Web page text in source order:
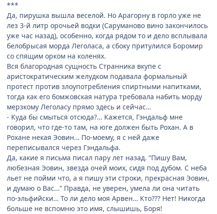
***
Да, пирушка вышла веселой. Но Арагорну в горло уже не
лез 3-й литр орочьей водки (Саруманово вино закончилось
уже час назад), особенно, когда рядом то и дело всплывала
белобрысая морда Леголаса, а сбоку притулился Боромир
со спящим орком на коленях.
Вся благородная сущность Странника вкупе с
аристократическим желудком подавала формальный
протест против злоупотребления спиртными напитками,
тогда как его бомжовская натура требовала набить морду
мерзкому Леголасу прямо здесь и сейчас…
- Куда бы смыться отсюда?… Кажется, Гэндальф мне
говорил, что где-то там, на юге должен быть Рохан. А в
Рохане некая Эовин… По-моему, я с ней даже
переписывался через Гэндальфа.
Да, какие я письма писал пару лет назад. “Пишу Вам,
любезная Эовин, звезда очей моих, сидя под дубом. С неба
льет не пойми что, а я пишу эти строки, прекрасная Эовин,
и думаю о Вас…” Правда, не уверен, умела ли она читать
по-эльфийски… То ли дело моя Арвен… Кто??? Нет! Никогда
больше не вспомню это имя, слышишь, Боря!